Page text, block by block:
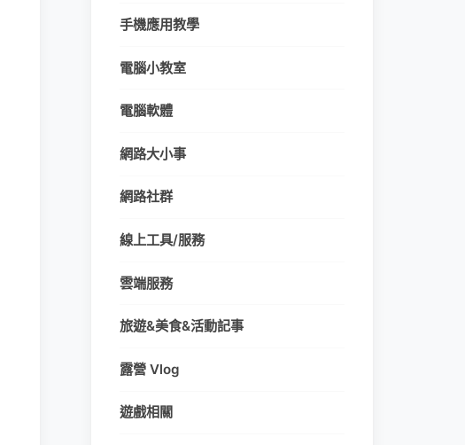
手機應用教學
電腦小教室
電腦軟體
網路大小事
網路社群
線上工具/服務
雲端服務
旅遊&美食&活動記事
露營 Vlog
遊戲相關